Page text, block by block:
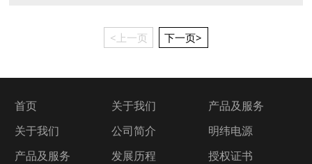
<上一页 下一页>
首页
关于我们
产品及服务
关于我们
公司简介
发展历程
产品及服务
明纬电源
授权证书